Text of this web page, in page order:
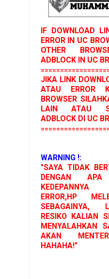
IF DOWNLOAD
ERROR IN UC
OTHER
ADBLOCK IN UC
JIKA LINK
ATAU ERROR
BROWSER
LAIN ATAU
ADBLOCK DI UC
WARNING !:
"SAYA TIDAK
DENGAN
ERROR,HP
SEBAGAINYA,
RESIKO KALIAN
MENYALAHKAN
AKAN
HAHAHA!"